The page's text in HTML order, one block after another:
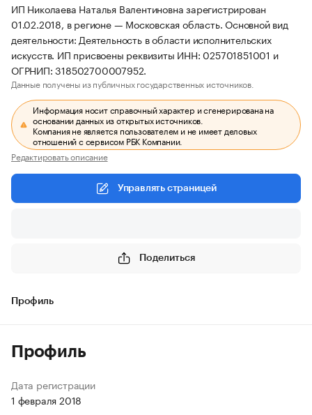
ИП Николаева Наталья Валентиновна зарегистрирован
01.02.2018, в регионе — Московская область. Основной вид
деятельности: Деятельность в области исполнительских
искусств. ИП присвоены реквизиты ИНН: 025701851001 и
ОГРНИП: 318502700007952.
Данные получены из публичных государственных источников.
Информация носит справочный характер и сгенерирована на
основании данных из открытых источников.
Компания не является пользователем и не имеет деловых
отношений с сервисом РБК Компании.
Редактировать описание
Управлять страницей
Поделиться
Профиль
Профиль
Дата регистрации
1 февраля 2018